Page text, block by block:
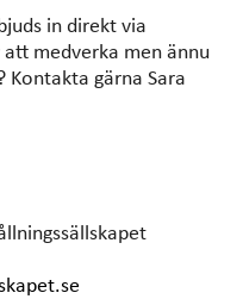
in direkt via
medverka men ännu
Kontakta gärna Sara